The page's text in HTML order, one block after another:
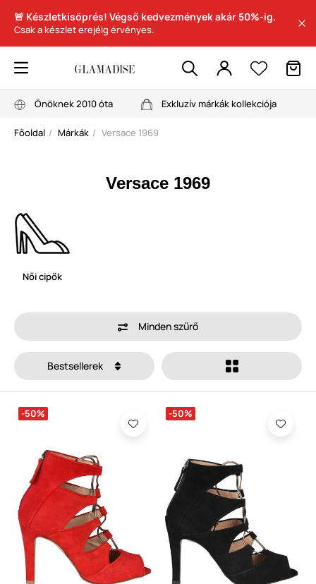
🚨 Készletkisöprés! Végső kedvezmények akár 50%-ig.
Csak a készlet erejéig érvényes.
Önöknek 2010 óta Exkluzív márkák kollekciója
Főoldal Márkák Versace 1969
Versace 1969
Női cipők
Minden szűrő
Bestsellerek
-50% -50%